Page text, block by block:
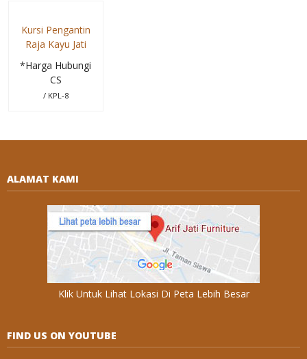
Kursi Pengantin
Raja Kayu Jati
*Harga Hubungi
CS
/ KPL-8
ALAMAT KAMI
Klik Untuk Lihat Lokasi Di Peta Lebih Besar
FIND US ON YOUTUBE